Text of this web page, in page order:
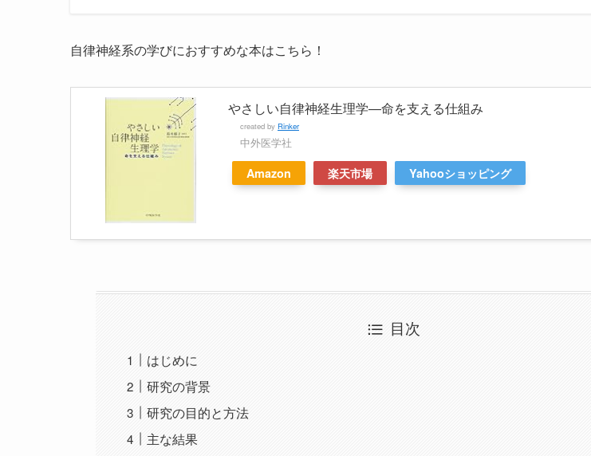
自律神経系の学びにおすすめな本はこちら！
やさしい自律神経生理学―命を支える仕組み
created by Rinker
中外医学社
Amazon 楽天市場 Yahooショッピング
目次
はじめに
研究の背景
研究の目的と方法
主な結果